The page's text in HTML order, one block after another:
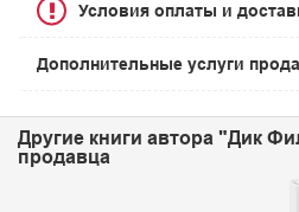
Условия оплаты и
Дополнительные услуги
Другие книги автора "Дик
продавца